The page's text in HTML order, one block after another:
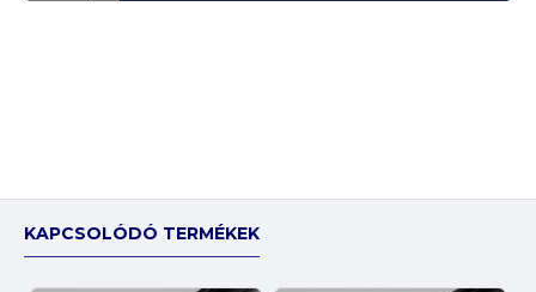
KAPCSOLÓDÓ TERMÉKEK